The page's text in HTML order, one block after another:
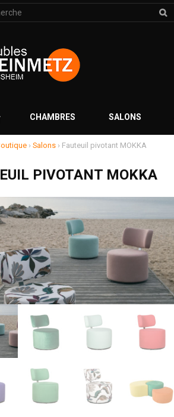
CHAMBRES SALONS
› Salons › Fauteuil pivotant MOKKA
PIVOTANT MOKKA